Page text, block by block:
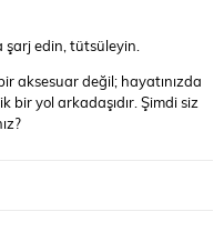
şarj edin, tütsüleyin.
aksesuar değil; hayatınızda
bir yol arkadaşıdır. Şimdi siz